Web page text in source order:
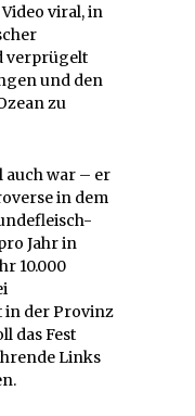
viral, in
verprügelt
und den
zu
auch war – er
in dem
Jahr in
10.000
in der Provinz
das Fest
Links